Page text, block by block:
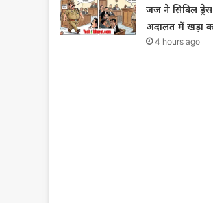
जज ने सिविल
अदालत में खड़ा
4 hours ago